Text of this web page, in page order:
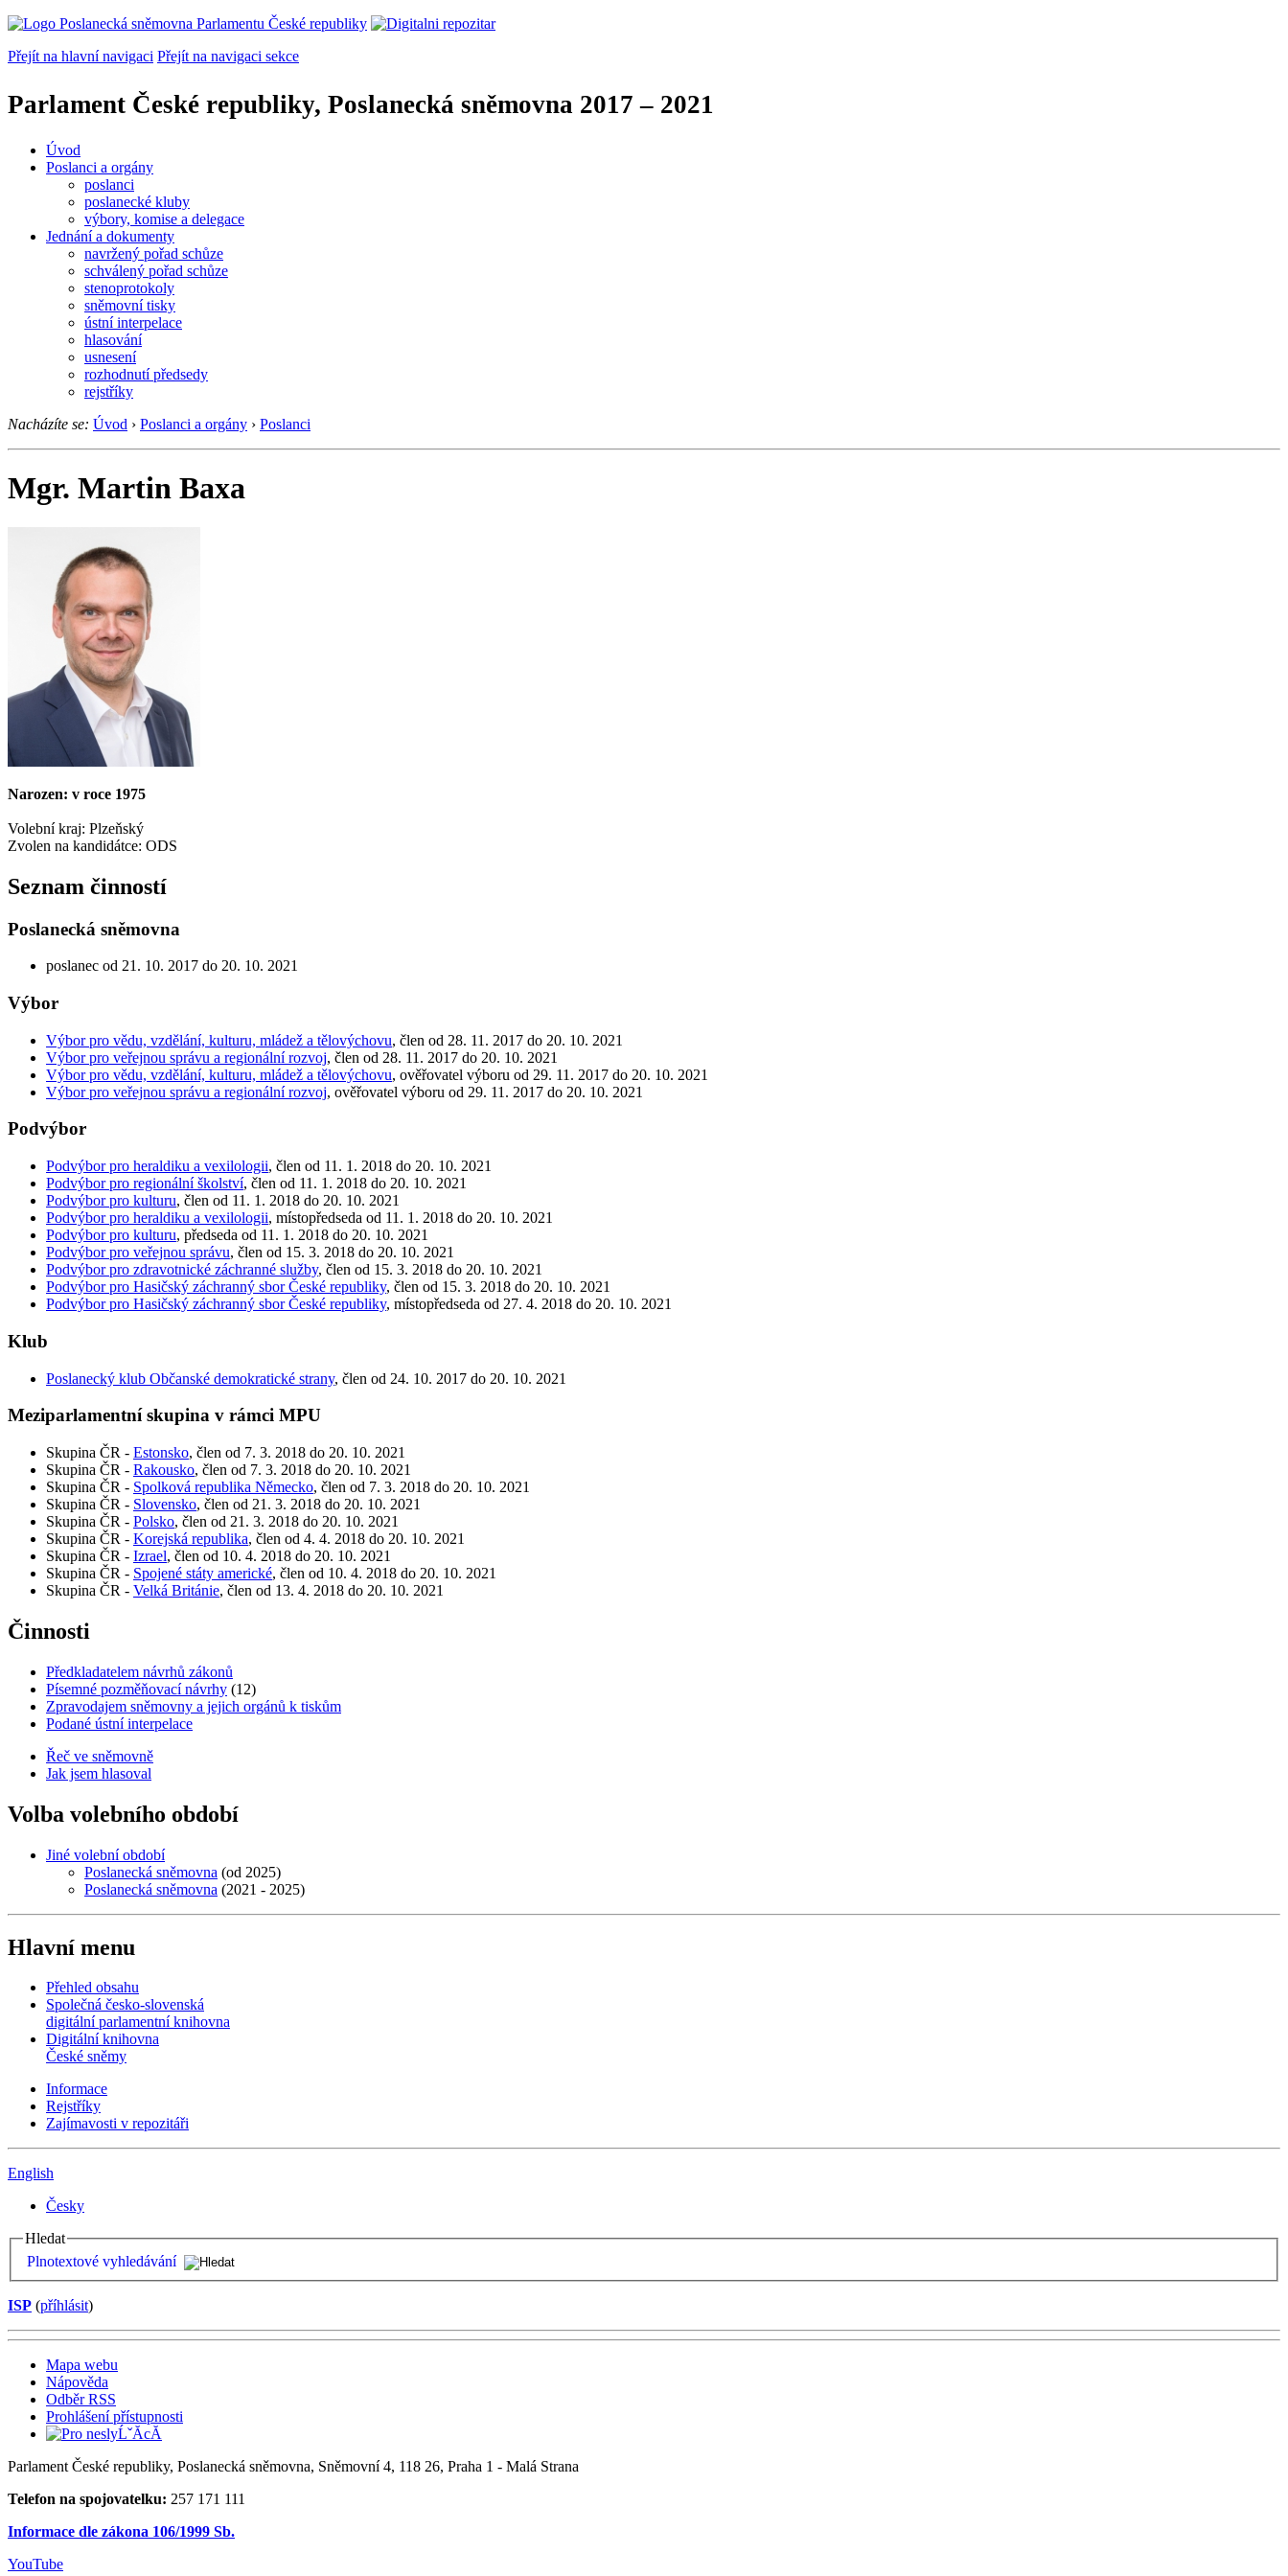
Přejít na hlavní navigaci Přejít na navigaci sekce
Parlament České republiky, Poslanecká sněmovna 2017 – 2021
Úvod
Poslanci a orgány
poslanci
poslanecké kluby
výbory, komise a delegace
Jednání a dokumenty
navržený pořad schůze
schválený pořad schůze
stenoprotokoly
sněmovní tisky
ústní interpelace
hlasování
usnesení
rozhodnutí předsedy
rejstříky
Nacházíte se: Úvod › Poslanci a orgány › Poslanci
Mgr. Martin Baxa
Narozen: v roce 1975
Volební kraj: Plzeňský
Zvolen na kandidátce: ODS
Seznam činností
Poslanecká sněmovna
poslanec od 21. 10. 2017 do 20. 10. 2021
Výbor
Výbor pro vědu, vzdělání, kulturu, mládež a tělovýchovu, člen od 28. 11. 2017 do 20. 10. 2021
Výbor pro veřejnou správu a regionální rozvoj, člen od 28. 11. 2017 do 20. 10. 2021
Výbor pro vědu, vzdělání, kulturu, mládež a tělovýchovu, ověřovatel výboru od 29. 11. 2017 do 20. 10. 2021
Výbor pro veřejnou správu a regionální rozvoj, ověřovatel výboru od 29. 11. 2017 do 20. 10. 2021
Podvýbor
Podvýbor pro heraldiku a vexilologii, člen od 11. 1. 2018 do 20. 10. 2021
Podvýbor pro regionální školství, člen od 11. 1. 2018 do 20. 10. 2021
Podvýbor pro kulturu, člen od 11. 1. 2018 do 20. 10. 2021
Podvýbor pro heraldiku a vexilologii, místopředseda od 11. 1. 2018 do 20. 10. 2021
Podvýbor pro kulturu, předseda od 11. 1. 2018 do 20. 10. 2021
Podvýbor pro veřejnou správu, člen od 15. 3. 2018 do 20. 10. 2021
Podvýbor pro zdravotnické záchranné služby, člen od 15. 3. 2018 do 20. 10. 2021
Podvýbor pro Hasičský záchranný sbor České republiky, člen od 15. 3. 2018 do 20. 10. 2021
Podvýbor pro Hasičský záchranný sbor České republiky, místopředseda od 27. 4. 2018 do 20. 10. 2021
Klub
Poslanecký klub Občanské demokratické strany, člen od 24. 10. 2017 do 20. 10. 2021
Meziparlamentní skupina v rámci MPU
Skupina ČR - Estonsko, člen od 7. 3. 2018 do 20. 10. 2021
Skupina ČR - Rakousko, člen od 7. 3. 2018 do 20. 10. 2021
Skupina ČR - Spolková republika Německo, člen od 7. 3. 2018 do 20. 10. 2021
Skupina ČR - Slovensko, člen od 21. 3. 2018 do 20. 10. 2021
Skupina ČR - Polsko, člen od 21. 3. 2018 do 20. 10. 2021
Skupina ČR - Korejská republika, člen od 4. 4. 2018 do 20. 10. 2021
Skupina ČR - Izrael, člen od 10. 4. 2018 do 20. 10. 2021
Skupina ČR - Spojené státy americké, člen od 10. 4. 2018 do 20. 10. 2021
Skupina ČR - Velká Británie, člen od 13. 4. 2018 do 20. 10. 2021
Činnosti
Předkladatelem návrhů zákonů
Písemné pozměňovací návrhy (12)
Zpravodajem sněmovny a jejich orgánů k tiskům
Podané ústní interpelace
Řeč ve sněmovně
Jak jsem hlasoval
Volba volebního období
Jiné volební období
Poslanecká sněmovna (od 2025)
Poslanecká sněmovna (2021 - 2025)
Hlavní menu
Přehled obsahu
Společná česko-slovenská
digitální parlamentní knihovna
Digitální knihovna
České sněmy
Informace
Rejstříky
Zajímavosti v repozitáři
English
Česky
Hledat
Plnotextové vyhledávání
ISP (příhlásit)
Mapa webu
Nápověda
Odběr RSS
Prohlášení přístupnosti
Parlament České republiky, Poslanecká sněmovna, Sněmovní 4, 118 26, Praha 1 - Malá Strana
Telefon na spojovatelku: 257 171 111
Informace dle zákona 106/1999 Sb.
YouTube